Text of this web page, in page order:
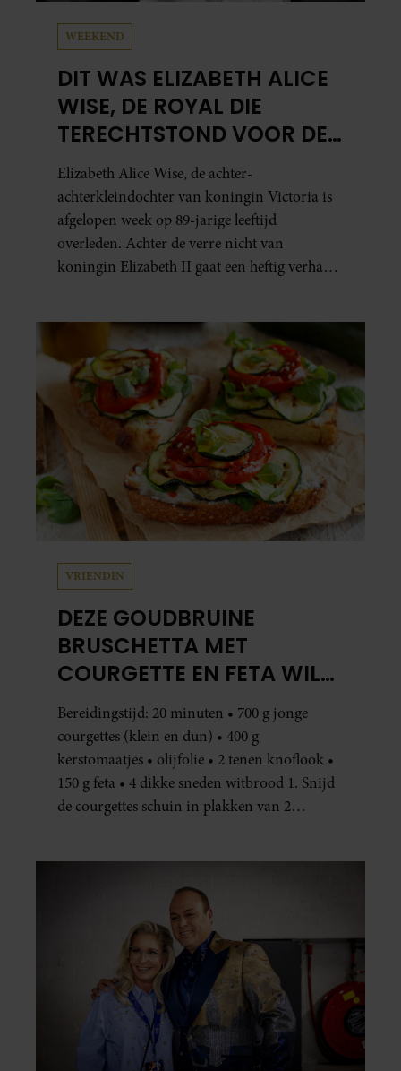
WEEKEND
DIT WAS ELIZABETH ALICE
WISE, DE ROYAL DIE
TERECHTSTOND VOOR DE
DOOD VAN HAAR BABY
Elizabeth Alice Wise, de achter-
achterkleindochter van koningin Victoria is
afgelopen week op 89-jarige leeftijd
overleden. Achter de verre nicht van
koningin Elizabeth II gaat een heftig verhaal
VRIENDIN
DEZE GOUDBRUINE
BRUSCHETTA MET
COURGETTE EN FETA WIL
JE METEEN MAKEN
Bereidingstijd: 20 minuten • 700 g jonge
courgettes (klein en dun) • 400 g
kerstomaatjes • olijfolie • 2 tenen knoflook •
150 g feta • 4 dikke sneden witbrood 1. Snijd
de courgettes schuin in plakken van 2